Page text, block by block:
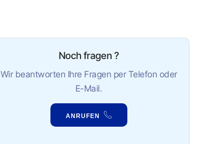
Noch fragen ?
Wir beantworten Ihre Fragen per Telefon oder
E-Mail.
ANRUFEN